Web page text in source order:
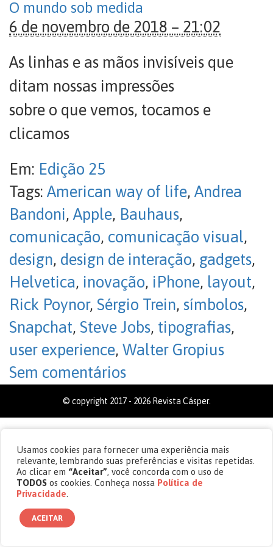
O mundo sob medida
6 de novembro de 2018 – 21:02
As linhas e as mãos invisíveis que
ditam nossas impressões
sobre o que vemos, tocamos e
clicamos
Em: Edição 25
Tags: American way of life, Andrea
Bandoni, Apple, Bauhaus,
comunicação, comunicação visual,
design, design de interação, gadgets,
Helvetica, inovação, iPhone, layout,
Rick Poynor, Sérgio Trein, símbolos,
Snapchat, Steve Jobs, tipografias,
user experience, Walter Gropius
Sem comentários
© copyright 2017 - 2026 Revista Cásper.
Usamos cookies para fornecer uma experiência mais
relevante, lembrando suas preferências e visitas repetidas.
Ao clicar em “Aceitar”, você concorda com o uso de
TODOS os cookies. Conheça nossa Política de
Privacidade
ACEITAR